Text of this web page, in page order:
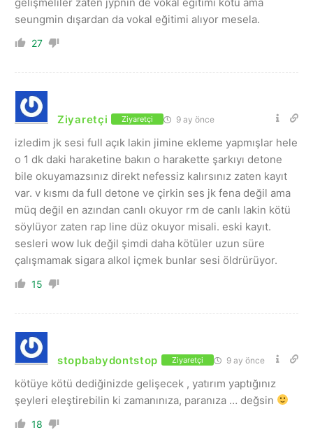
seungmin dışardan da vokal eğitimi alıyor mesela.
27
Ziyaretçi Ziyaretçi 9 ay önce
izledim jk sesi full açık lakin jimine ekleme yapmışlar hele
o 1 dk daki haraketine bakın o harakette şarkıyı detone
bile okuyamazsınız direkt nefessiz kalırsınız zaten kayıt
var. v kısmı da full detone ve çirkin ses jk fena değil ama
müq değil en azından canlı okuyor rm de canlı lakin kötü
söylüyor zaten rap line düz okuyor misali. eski kayıt.
sesleri wow luk değil şimdi daha kötüler uzun süre
çalışmamak sigara alkol içmek bunlar sesi öldrürüyor.
15
stopbabydontstop Ziyaretçi 9 ay önce
kötüye kötü dediğinizde gelişecek , yatırım yaptığınız
şeyleri eleştirebilin ki zamanınıza, paranıza … değsin
18